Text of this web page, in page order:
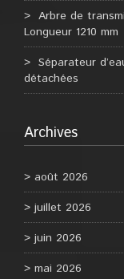
Arbre de
Longueur 1210 mm
Séparateur
détachées
Archives
août 2026
juillet 2026
juin 2026
mai 2026